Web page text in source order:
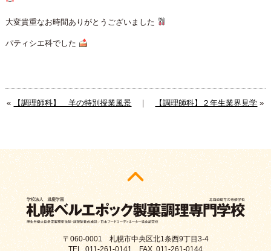
大変貴重なお時間ありがとうございました
パティシエ科でした
« 【調理師科】 羊の特別授業風景 ｜ 【調理師科】２年生業界見学 »
〒060-0001 札幌市中央区北1条西9丁目3-4
TEL. 011-261-0141 FAX. 011-261-0144